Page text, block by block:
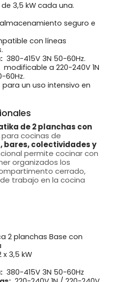
de 3,5 kW cada una.
seguro e
con líneas
380-415V 3N 50-60Hz.
modificable a 220-240V 1N
60Hz.
para un uso intensivo en
de 2 planchas con
cocinas de
bares, colectividades y
permite cocinar con
organizados los
cerrado,
trabajo en la cocina
2 planchas Base con
x 3,5 kW
380-415V 3N 50-60Hz